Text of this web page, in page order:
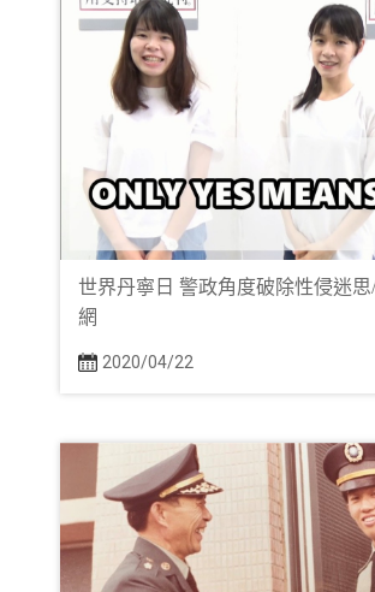
世界丹寧日 警政角度破除性侵迷思
網
2020/04/22